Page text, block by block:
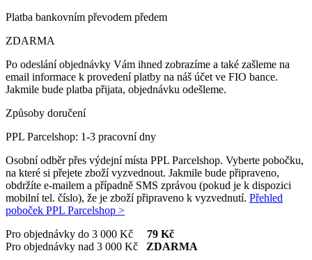
Platba bankovním převodem předem
ZDARMA
Po odeslání objednávky Vám ihned zobrazíme a také zašleme na
email informace k provedení platby na náš účet ve FIO bance.
Jakmile bude platba přijata, objednávku odešleme.
Způsoby doručení
PPL Parcelshop: 1-3 pracovní dny
Osobní odběr přes výdejní místa PPL Parcelshop. Vyberte pobočku,
na které si přejete zboží vyzvednout. Jakmile bude připraveno,
obdržíte e-mailem a případně SMS zprávou (pokud je k dispozici
mobilní tel. číslo), že je zboží připraveno k vyzvednutí. Přehled
poboček PPL Parcelshop >
Pro objednávky do 3 000 Kč 79 Kč
Pro objednávky nad 3 000 Kč ZDARMA